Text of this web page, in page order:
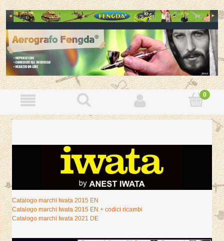
Catalogo marchi Iwata 2015 EN
Catalogo marchi Iwata 2015 EN + codici ricambi
Catalogo marchi Iwata 2021 DE